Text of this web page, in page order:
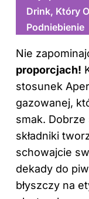
Drink, Który
Podniebienie
Nie
proporcjach!
stosunek
gazowanej,
smak. Dobrze
składniki
schowajcie
dekady do
błyszczy na